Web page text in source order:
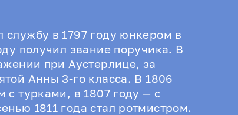
службу в 1797 году юнкером в
получил звание поручика. В
при Аустерлице, за
Анны 3-го класса. В 1806
с турками, в 1807 году — с
1811 года стал ротмистром.